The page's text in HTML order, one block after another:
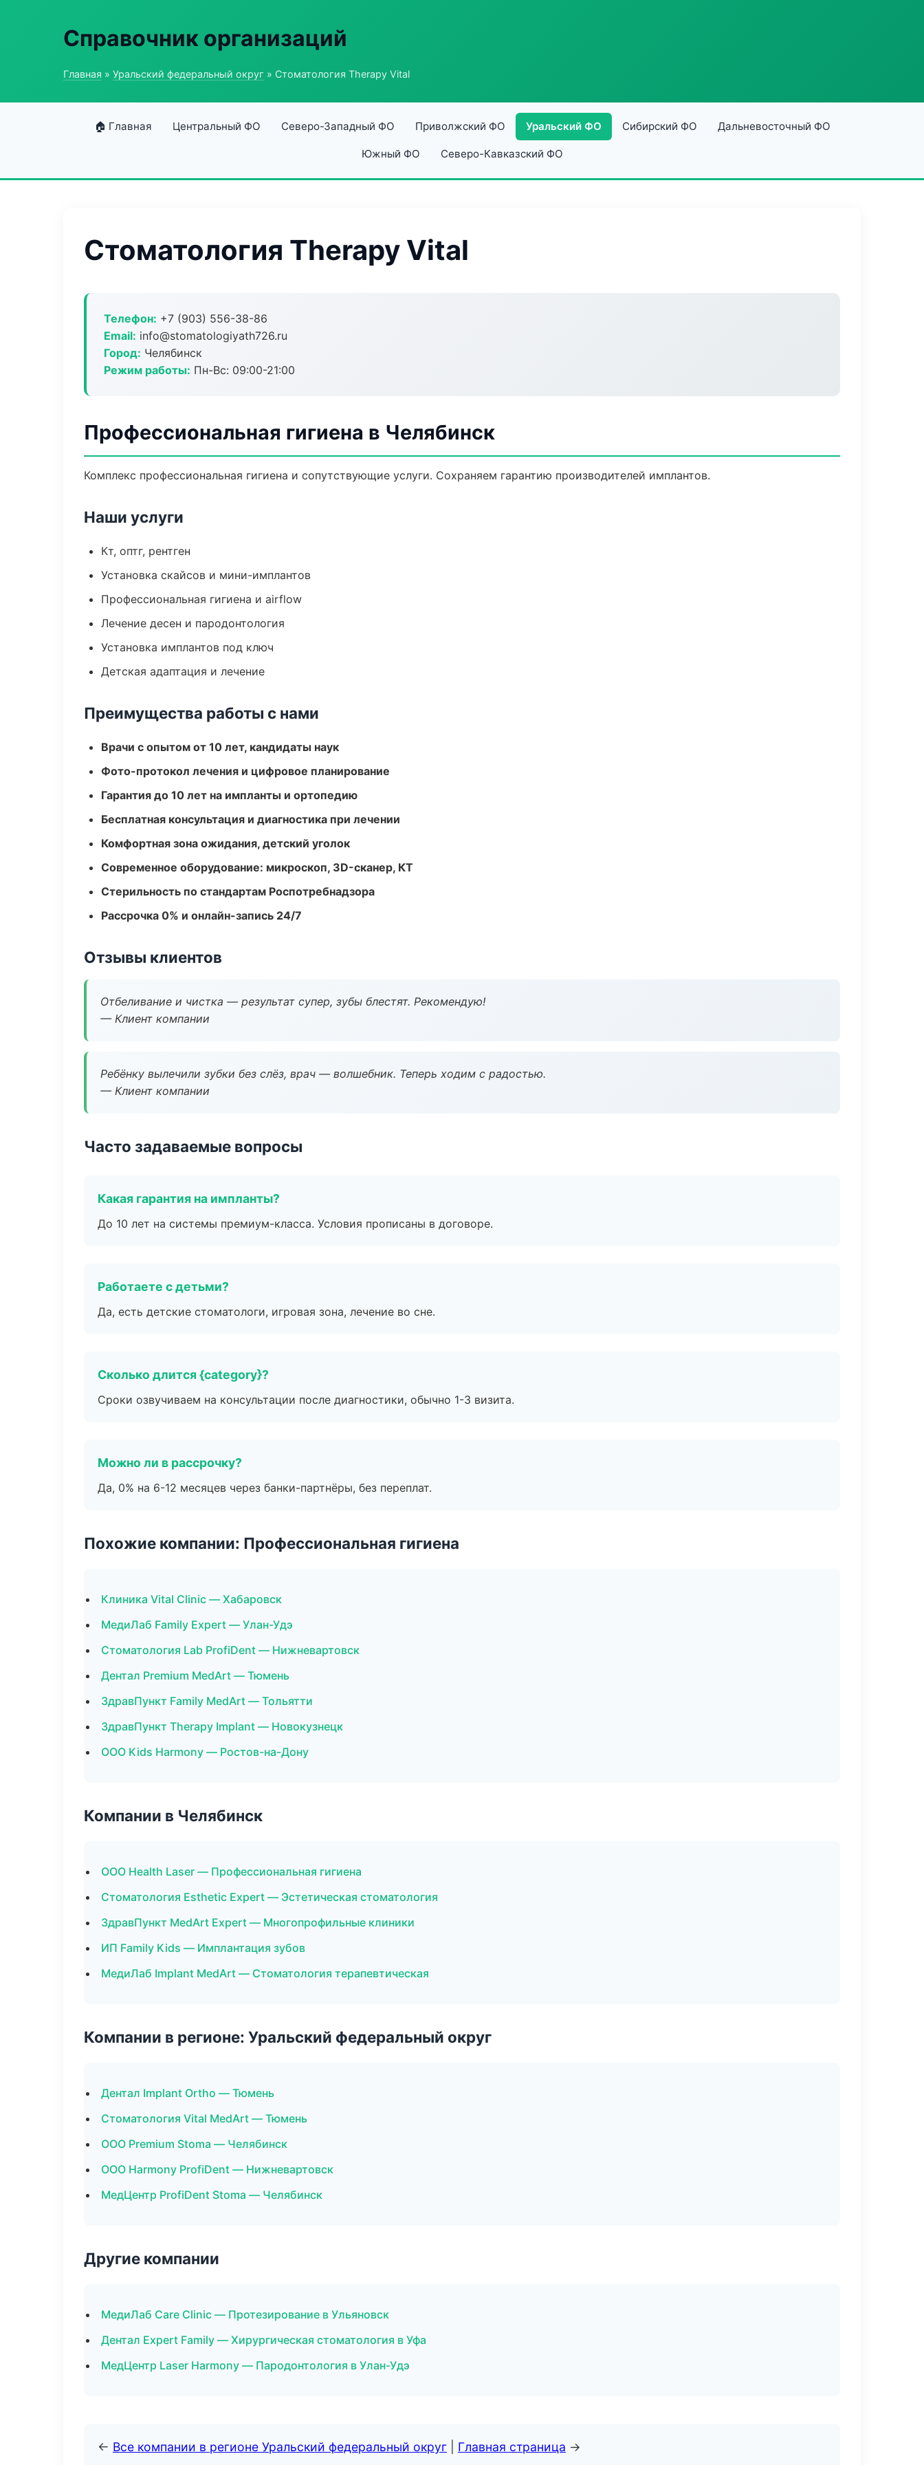
Справочник организаций
Главная » Уральский федеральный округ » Стоматология Therapy Vital
🏠 Главная Центральный ФО Северо-Западный ФО Приволжский ФО Уральский ФО Сибирский ФО Дальневосточный ФО
Южный ФО Северо-Кавказский ФО
Стоматология Therapy Vital
Телефон: +7 (903) 556-38-86
Email: info@stomatologiyath726.ru
Город: Челябинск
Режим работы: Пн-Вс: 09:00-21:00
Профессиональная гигиена в Челябинск
Комплекс профессиональная гигиена и сопутствующие услуги. Сохраняем гарантию производителей имплантов.
Наши услуги
Кт, оптг, рентген
Установка скайсов и мини-имплантов
Профессиональная гигиена и airflow
Лечение десен и пародонтология
Установка имплантов под ключ
Детская адаптация и лечение
Преимущества работы с нами
Врачи с опытом от 10 лет, кандидаты наук
Фото-протокол лечения и цифровое планирование
Гарантия до 10 лет на импланты и ортопедию
Бесплатная консультация и диагностика при лечении
Комфортная зона ожидания, детский уголок
Современное оборудование: микроскоп, 3D-сканер, КТ
Стерильность по стандартам Роспотребнадзора
Рассрочка 0% и онлайн-запись 24/7
Отзывы клиентов
Отбеливание и чистка — результат супер, зубы блестят. Рекомендую!
— Клиент компании
Ребёнку вылечили зубки без слёз, врач — волшебник. Теперь ходим с радостью.
— Клиент компании
Часто задаваемые вопросы
Какая гарантия на импланты?
До 10 лет на системы премиум-класса. Условия прописаны в договоре.
Работаете с детьми?
Да, есть детские стоматологи, игровая зона, лечение во сне.
Сколько длится {category}?
Сроки озвучиваем на консультации после диагностики, обычно 1-3 визита.
Можно ли в рассрочку?
Да, 0% на 6-12 месяцев через банки-партнёры, без переплат.
Похожие компании: Профессиональная гигиена
Клиника Vital Clinic — Хабаровск
МедиЛаб Family Expert — Улан-Удэ
Стоматология Lab ProfiDent — Нижневартовск
Дентал Premium MedArt — Тюмень
ЗдравПункт Family MedArt — Тольятти
ЗдравПункт Therapy Implant — Новокузнецк
ООО Kids Harmony — Ростов-на-Дону
Компании в Челябинск
ООО Health Laser — Профессиональная гигиена
Стоматология Esthetic Expert — Эстетическая стоматология
ЗдравПункт MedArt Expert — Многопрофильные клиники
ИП Family Kids — Имплантация зубов
МедиЛаб Implant MedArt — Стоматология терапевтическая
Компании в регионе: Уральский федеральный округ
Дентал Implant Ortho — Тюмень
Стоматология Vital MedArt — Тюмень
ООО Premium Stoma — Челябинск
ООО Harmony ProfiDent — Нижневартовск
МедЦентр ProfiDent Stoma — Челябинск
Другие компании
МедиЛаб Care Clinic — Протезирование в Ульяновск
Дентал Expert Family — Хирургическая стоматология в Уфа
МедЦентр Laser Harmony — Пародонтология в Улан-Удэ
← Все компании в регионе Уральский федеральный округ Главная страница →